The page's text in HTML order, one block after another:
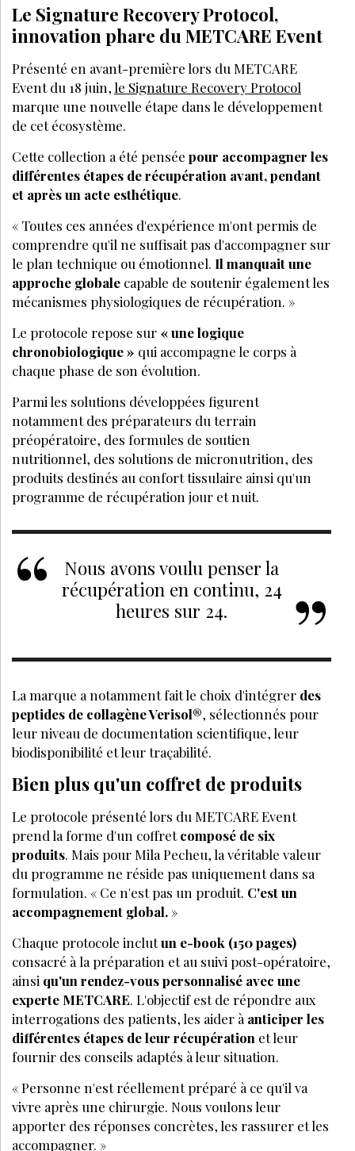
Le Signature Recovery Protocol,
innovation phare du METCARE Event
Présenté en avant-première lors du METCARE
Event du 18 juin, le Signature Recovery Protocol
marque une nouvelle étape dans le développement
de cet écosystème.
Cette collection a été pensée pour accompagner les
différentes étapes de récupération avant, pendant
et après un acte esthétique.
« Toutes ces années d'expérience m'ont permis de
comprendre qu'il ne suffisait pas d'accompagner sur
le plan technique ou émotionnel. Il manquait une
approche globale capable de soutenir également les
mécanismes physiologiques de récupération. »
Le protocole repose sur « une logique
chronobiologique » qui accompagne le corps à
chaque phase de son évolution.
Parmi les solutions développées figurent
notamment des préparateurs du terrain
préopératoire, des formules de soutien
nutritionnel, des solutions de micronutrition, des
produits destinés au confort tissulaire ainsi qu'un
programme de récupération jour et nuit.
Nous avons voulu penser la
récupération en continu, 24
heures sur 24.
La marque a notamment fait le choix d'intégrer des
peptides de collagène Verisol®, sélectionnés pour
leur niveau de documentation scientifique, leur
biodisponibilité et leur traçabilité.
Bien plus qu'un coffret de produits
Le protocole présenté lors du METCARE Event
prend la forme d'un coffretcomposé de six
produits. Mais pour Mila Pecheu, la véritable valeur
du programme ne réside pas uniquement dans sa
formulation. « Ce n'est pas un produit. C'est un
accompagnement global. »
Chaque protocole inclutun e-book (150 pages)
consacré à la préparation et au suivi post-opératoire,
ainsi qu'un rendez-vous personnalisé avec une
experte METCARE. L'objectif est de répondre aux
interrogations des patients, les aider à anticiper les
différentes étapes de leur récupération et leur
fournir des conseils adaptés à leur situation.
« Personne n'est réellement préparé à ce qu'il va
vivre après une chirurgie. Nous voulons leur
apporter des réponses concrètes, les rassurer et les
accompagner. »